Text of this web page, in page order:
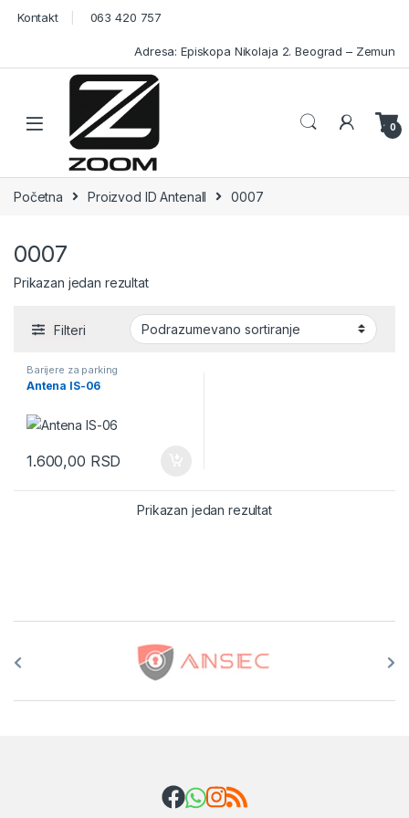
Skip to navigation
Skip to content
Kontakt 063 420 757
Adresa: Episkopa Nikolaja 2. Beograd – Zemun
Open 0
Početna Proizvod ID Antenall 0007
0007
Prikazan jedan rezultat
Filteri
Barijere za parking
Antena IS-06
1.600,00 RSD
Prikazan jedan rezultat
Brands Carousel